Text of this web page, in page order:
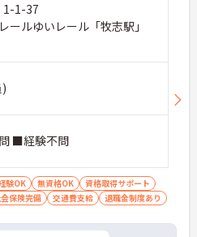
1-1-37
ールゆいレール「牧志駅」
■経験不問
験OK 無資格OK
資格取得サポート
保険完備 交通費支給 退職金制度あり